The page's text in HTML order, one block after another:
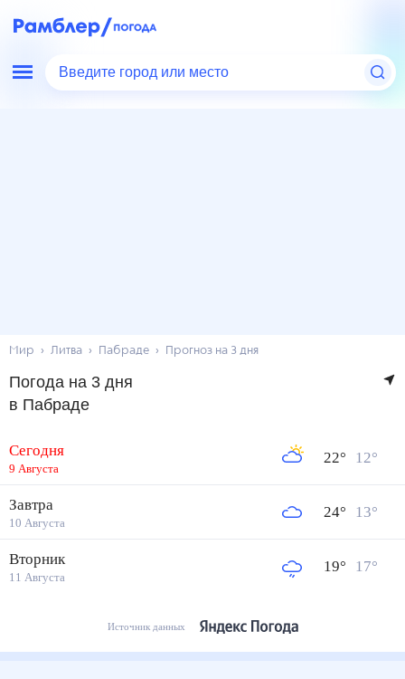
Введите город или место
Мир Литва Пабраде Прогноз на 3 дня
Погода на 3 дня
в Пабраде
Сегодня
9 Августа
22° 12°
Завтра
10 Августа
24° 13°
Вторник
11 Августа
19° 17°
Источник данных